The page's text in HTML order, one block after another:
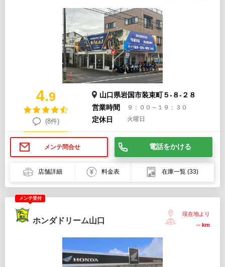
4.9
(8件)
山口県岩国市装束町５-８-２８
営業時間
９：００～１９：３０
定休日 火曜日
メンテ問合せ 電話をかける
店舗詳細 料金表 在庫一覧 (33)
メンテ受付
ホンダドリーム山口
現在地より
-- km